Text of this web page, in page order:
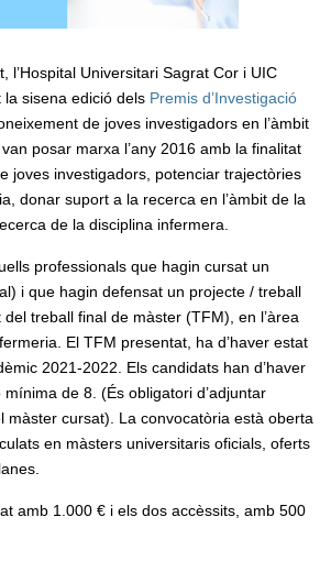
l’Hospital Universitari Sagrat Cor i UIC
sisena edició dels Premis d’Investigació
de joves investigadors en l’àmbit
posar marxa l’any 2016 amb la finalitat
joves investigadors, potenciar trajectòries
donar suport a la recerca en l’àmbit de la
de la disciplina infermera.
professionals que hagin cursat un
i que hagin defensat un projecte / treball
treball final de màster (TFM), en l’àrea
El TFM presentat, ha d’haver estat
2021-2022. Els candidats han d’haver
de 8. (És obligatori d’adjuntar
màster cursat). La convocatòria està oberta
en màsters universitaris oficials, oferts
amb 1.000 € i els dos accèssits, amb 500